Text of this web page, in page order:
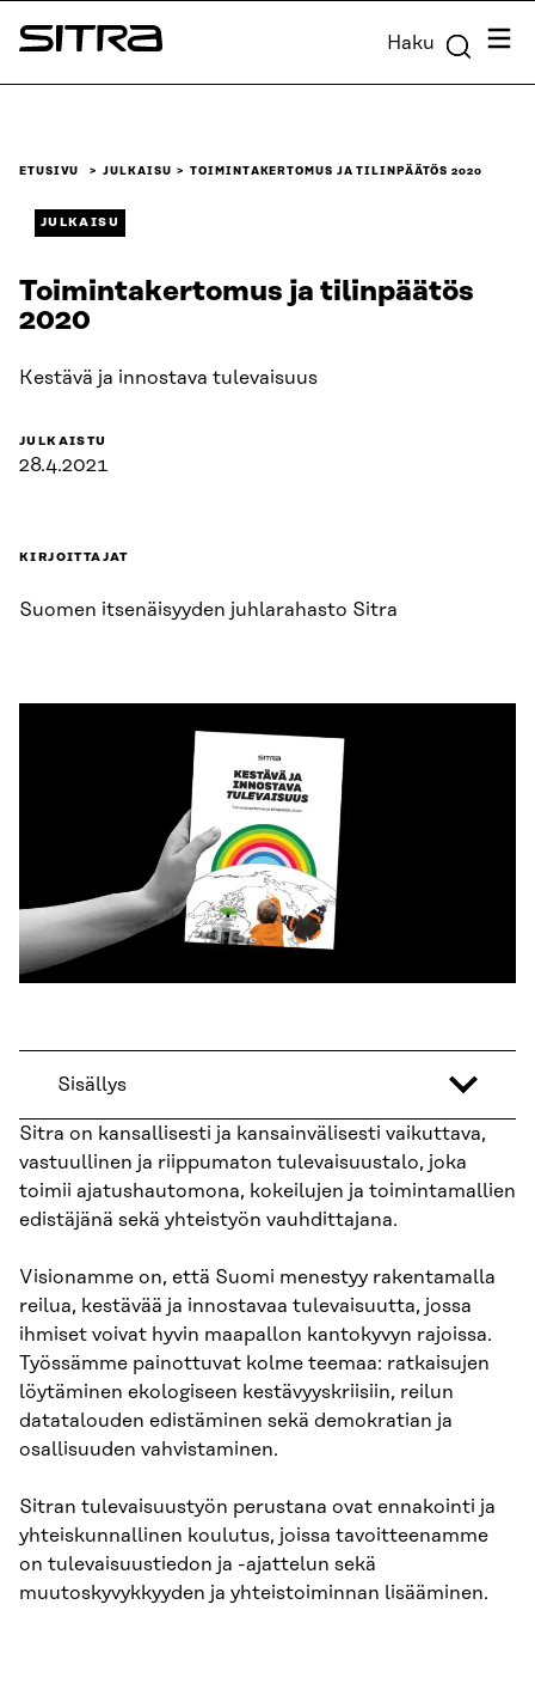
Siirry
suoraan
Sitra Haku
ETUSIVU JULKAISU TOIMINTAKERTOMUS JA TILINPÄÄTÖS 2020
JULKAISU
Toimintakertomus ja tilinpäätös
2020
Kestävä ja innostava tulevaisuus
JULKAISTU
28.4.2021
KIRJOITTAJAT
Suomen itsenäisyyden juhlarahasto Sitra
Sisällys
Sitra on kansallisesti ja kansainvälisesti vaikuttava,
vastuullinen ja riippumaton tulevaisuustalo, joka
toimii ajatushautomona, kokeilujen ja toimintamallien
edistäjänä sekä yhteistyön vauhdittajana.
Visionamme on, että Suomi menestyy rakentamalla
reilua, kestävää ja innostavaa tulevaisuutta, jossa
ihmiset voivat hyvin maapallon kantokyvyn rajoissa.
Työssämme painottuvat kolme teemaa: ratkaisujen
löytäminen ekologiseen kestävyyskriisiin, reilun
datatalouden edistäminen sekä demokratian ja
osallisuuden vahvistaminen.
Sitran tulevaisuustyön perustana ovat ennakointi ja
yhteiskunnallinen koulutus, joissa tavoitteenamme
on tulevaisuustiedon ja -ajattelun sekä
muutoskyvykkyyden ja yhteistoiminnan lisääminen.